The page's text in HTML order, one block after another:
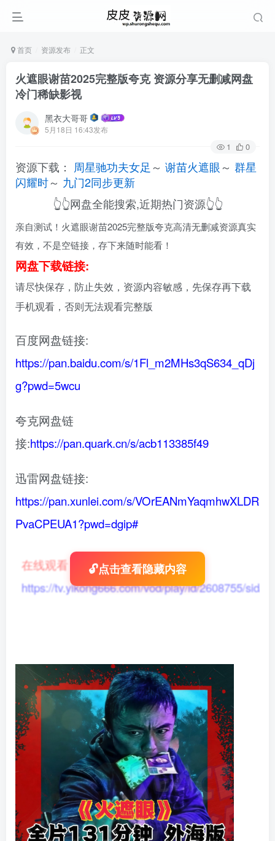
首页 资源发布 正文
火遮眼谢苗2025完整版夸克 资源分享无删减网盘
冷门稀缺影视
黑衣大哥哥
5月18日 16:43发布
1 0
资源下载： 周星驰功夫女足 ～ 谢苗火遮眼～ 群星
闪耀时～ 九门2同步更新
👆👆网盘全能搜索,近期热门资源👆👆
亲自测试！火遮眼谢苗2025完整版夸克高清无删减资源真实
有效，不是空链接，存下来随时能看！
网盘下载链接:
请尽快保存，防止失效，资源内容敏感，先保存再下载
手机观看，否则无法观看完整版
百度网盘链接:
https://pan.baidu.com/s/1Fl_m2MHs3qS634_qDj
g?pwd=5wcu
夸克网盘链
接:https://pan.quark.cn/s/acb113385f49
迅雷网盘链接:
https://pan.xunlei.com/s/VOrEANmYaqmhwXLDR
PvaCPEUA1?pwd=dgip#
在线观看
https://tv.yikong666.com/vod/play/id/2608755/sid/
🔓点击查看隐藏内容